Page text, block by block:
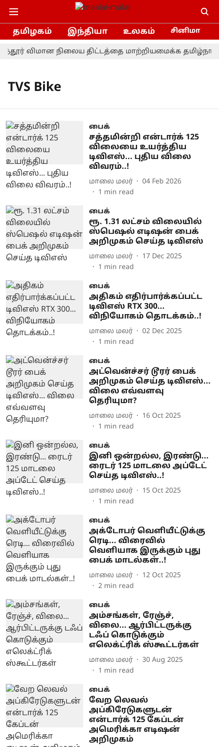
தமிழகம் இந்தியா உலகம் சினிமா
விமான நிலைய திட்டத்தை மாற்றியமைக்க
TVS Bike
பைக்
சத்தமின்றி என்டார்க் 125
விலையை உயர்த்திய
டிவிஎஸ்... புதிய விலை
விவரம்..!
மாலை மலர்
04 Feb 2026
1 min read
பைக்
ரூ. 1.31 லட்சம் விலையில்
ஸ்பெஷல் எடிஷன் பைக்
அறிமுகம் செய்த டிவிஎஸ்
மாலை மலர்
17 Dec 2025
1 min read
பைக்
அதிகம் எதிர்பார்க்கப்பட்ட
டிவிஎஸ் RTX 300...
விநியோகம் தொடக்கம்..!
மாலை மலர்
02 Dec 2025
1 min read
பைக்
அட்வென்ச்சர் டூரர் பைக்
அறிமுகம் செய்த டிவிஎஸ்...
விலை எவ்வளவு
தெரியுமா?
மாலை மலர்
16 Oct 2025
1 min read
பைக்
இனி ஒன்றல்ல, இரண்டு...
ரைடர் 125 மாடலை அப்டேட்
செய்த டிவிஎஸ்..!
மாலை மலர்
15 Oct 2025
1 min read
பைக்
அக்டோபர் வெளியீட்டுக்கு
ரெடி... விரைவில்
வெளியாக இருக்கும் புது
பைக் மாடல்கள்..!
மாலை மலர்
12 Oct 2025
2 min read
பைக்
அம்சங்கள், ரேஞ்ச்,
விலை... ஆர்பிட்டருக்கு
டஃப் கொடுக்கும்
எலெக்ட்ரிக் ஸ்கூட்டர்கள்
மாலை மலர்
30 Aug 2025
1 min read
பைக்
வேற லெவல்
அப்கிரேடுகளுடன்
என்டார்க் 125 கேப்டன்
அமெரிக்கா எடிஷன்
அறிமுகம்